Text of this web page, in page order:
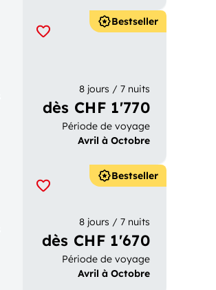
Bestseller
8 jours / 7 nuits
dès CHF 1'770
Période de voyage
Avril à Octobre
Bestseller
8 jours / 7 nuits
dès CHF 1'670
Période de voyage
Avril à Octobre